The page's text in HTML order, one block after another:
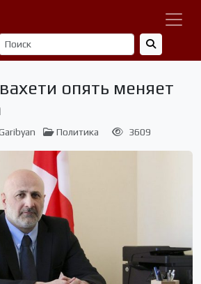
опять меняет
Политика 3609